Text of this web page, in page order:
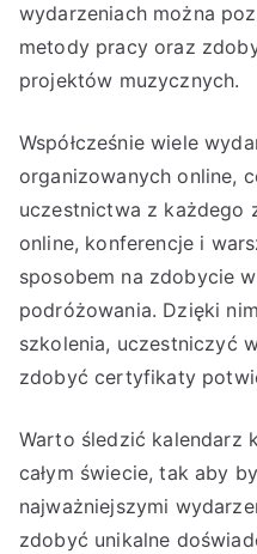
wydarzeniach można
metody pracy oraz
projektów muzycznych.
Współcześnie wiele
organizowanych online,
uczestnictwa z każdego
online, konferencje i
sposobem na zdobycie
podróżowania. Dzięki
szkolenia, uczestniczyć
zdobyć certyfikaty
Warto śledzić kalendarz
całym świecie, tak aby
najważniejszymi
zdobyć unikalne